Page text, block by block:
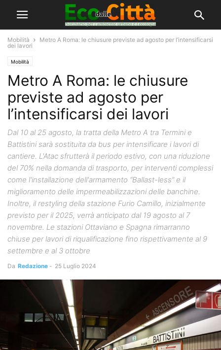
Mobilità
Metro A Roma: le chiusure previste ad agosto per l’intensificarsi
dei lavori
Mobilità
Metro A Roma: le chiusure
previste ad agosto per
l’intensificarsi dei lavori
Dal 10 al 25 agosto, la tratta della Metro A tra Termini e
Battistini sarà sostituita da bus per intensificare i lavori di
cantiere. L'Atac sfrutterà il periodo estivo, con una riduzione
del 70% nella domanda di trasporto, per interventi complessi
come l'installazione dell'armamento “Ballast-less” e il
miglioramento delle impermeabilizzazioni delle banchine.
Inoltre, il restyling della stazione Furio Camillo, inizialmente
previsto per il 2025, verrà anticipato dal 19 agosto al 7
novembre. Le stazioni Ottaviano e Spagna rimarranno
chiuse per lavori di riqualificazione fino rispettivamente al 9
settembre e al 3 ottobre
Da Redazione - 25 Luglio 2024